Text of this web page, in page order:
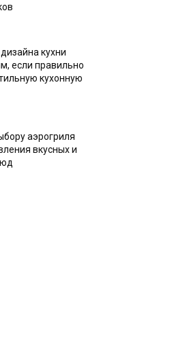
кухни
если правильно
кухонную
аэрогриля
вкусных и